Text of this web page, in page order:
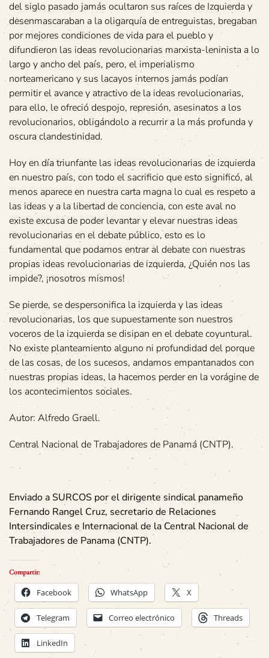
del siglo pasado jamás ocultaron sus raíces de Izquierda y
desenmascaraban a la oligarquía de entreguistas, bregaban
por mejores condiciones de vida para el pueblo y
difundieron las ideas revolucionarias marxista-leninista a lo
largo y ancho del país, pero, el imperialismo
norteamericano y sus lacayos internos jamás podían
permitir el avance y atractivo de la ideas revolucionarias,
para ello, le ofreció despojo, represión, asesinatos a los
revolucionarios, obligándolo a recurrir a la más profunda y
oscura clandestinidad.
Hoy en día triunfante las ideas revolucionarias de izquierda
en nuestro país, con todo el sacrificio que esto significó, al
menos aparece en nuestra carta magna lo cual es respeto a
las ideas y a la libertad de conciencia, con este aval no
existe excusa de poder levantar y elevar nuestras ideas
revolucionarias en el debate público, esto es lo
fundamental que podamos entrar al debate con nuestras
propias ideas revolucionarias de izquierda, ¿Quién nos las
impide?, ¡nosotros mismos!
Se pierde, se despersonifica la izquierda y las ideas
revolucionarias, los que supuestamente son nuestros
voceros de la izquierda se disipan en el debate coyuntural.
No existe planteamiento alguno ni profundidad del porque
de las cosas, de los sucesos, andamos empantanados con
nuestras propias ideas, la hacemos perder en la vorágine de
los acontecimientos sociales.
Autor: Alfredo Graell.
Central Nacional de Trabajadores de Panamá (CNTP).
Enviado a SURCOS por el dirigente sindical panameño
Fernando Rangel Cruz, secretario de Relaciones
Intersindicales e Internacional de la Central Nacional de
Trabajadores de Panama (CNTP).
Compartir:
Facebook WhatsApp X
Telegram Correo electrónico Threads
LinkedIn